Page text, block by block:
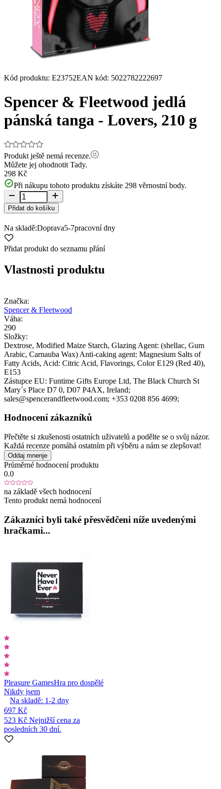
Kód produktu: E23752EAN kód: 5022782222697
Spencer & Fleetwood jedlá
pánská tanga - Lovers, 210 g
Produkt ještě nemá recenze.
Můžete jej ohodnotit Tady.
298 Kč
Při nákupu tohoto produktu získáte 298 věrnostní body.
Přidat do košíku
Na skladě:Doprava5-7pracovní dny
Přidat produkt do seznamu přání
Vlastnosti produktu
Značka:
Spencer & Fleetwood
Váha:
290
Složky:
Dextrose, Modified Maize Starch, Glazing Agent: (shellac, Gum
Arabic, Carnauba Wax) Anti-caking agent: Magnesium Salts of
Fatty Acids, Acid: Citric Acid, Flavorings, Color E129 (Red 40),
E153
Zástupce EU: Funtime Gifts Europe Ltd, The Black Church St
Mary´s Place D7 0, D07 P4AX, Ireland;
sales@spencerandfleetwood.com; +353 0208 856 4699;
Hodnocení zákazníků
Přečtěte si zkušenosti ostatních uživatelů a podělte se o svůj názor.
Každá recenze pomáhá ostatním při výběru a nám se zlepšovat!
Oddaj mnenje
Průměrné hodnocení produktu
0.0
na základě všech hodnocení
Tento produkt nemá hodnocení
Zákazníci byli také přesvědčeni níže uvedenými
hračkami...
Pleasure GamesHra pro dospělé
Nikdy jsem
Na skladě: 1-2 dny
697 Kč
523 Kč Nejnižší cena za
posledních 30 dní.